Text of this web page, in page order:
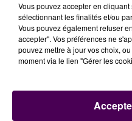
Vous pouvez accepter en
sélectionnant les finalités et/ou
Vous pouvez également refuser
accepter". Vos préférences ne
pouvez mettre à jour vos choix,
moment via le lien "Gérer les